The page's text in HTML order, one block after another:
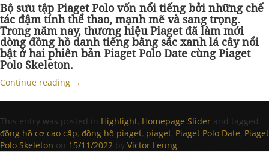
Bộ sưu tập Piaget Polo vốn nổi tiếng bởi những chế
tác đậm tính thể thao, mạnh mẽ và sang trọng.
Trong năm nay, thương hiệu Piaget đã làm mới
dòng đồng hồ danh tiếng bằng sắc xanh lá cây nổi
bật ở hai phiên bản Piaget Polo Date cùng Piaget
Polo Skeleton.
Continue reading →
This entry was posted in Highlight, Homepage Slider and tagged
đồng hồ cơ cao cấp, đồng hồ piaget, piaget, Piaget Polo Date, Piaget
Polo Skeleton on 15/11/2022 by Victor Leung.